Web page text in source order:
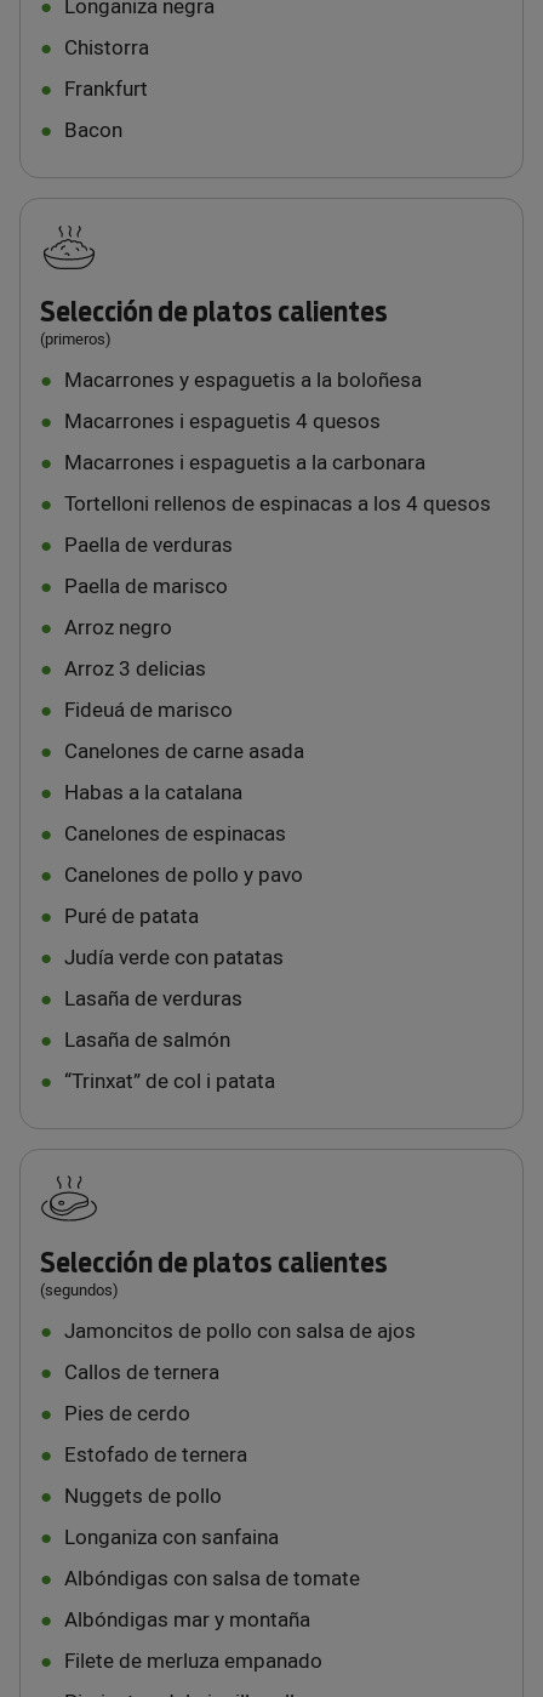
Longaniza negra
Chistorra
Frankfurt
Bacon
Selección de platos calientes
(primeros)
Macarrones y espaguetis a la boloñesa
Macarrones i espaguetis 4 quesos
Macarrones i espaguetis a la carbonara
Tortelloni rellenos de espinacas a los 4 quesos
Paella de verduras
Paella de marisco
Arroz negro
Arroz 3 delicias
Fideuá de marisco
Canelones de carne asada
Habas a la catalana
Canelones de espinacas
Canelones de pollo y pavo
Puré de patata
Judía verde con patatas
Lasaña de verduras
Lasaña de salmón
“Trinxat” de col i patata
Selección de platos calientes
(segundos)
Jamoncitos de pollo con salsa de ajos
Callos de ternera
Pies de cerdo
Estofado de ternera
Nuggets de pollo
Longaniza con sanfaina
Albóndigas con salsa de tomate
Albóndigas mar y montaña
Filete de merluza empanado